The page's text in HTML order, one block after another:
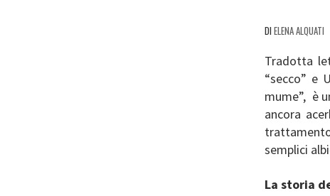
DI ELENA ALQUATI
Tradotta
“secco” e
mume”, è
ancora
semplici
La storia